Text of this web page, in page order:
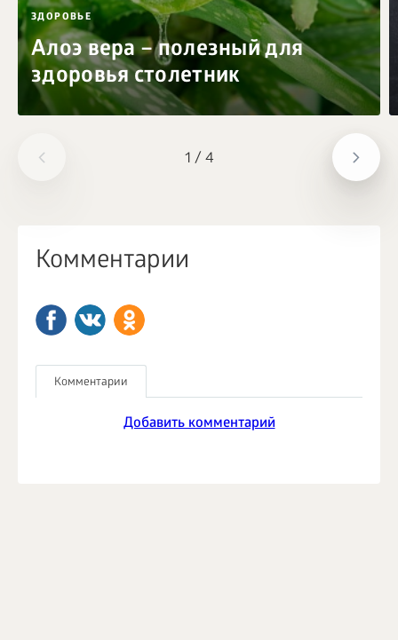
1 / 4
ЗДОРОВЬЕ
Алоэ вера – полезный для
здоровья столетник
Комментарии
Комментарии
Добавить комментарий